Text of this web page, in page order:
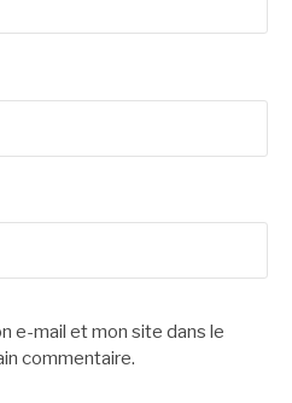
e-mail et mon site dans le
commentaire.